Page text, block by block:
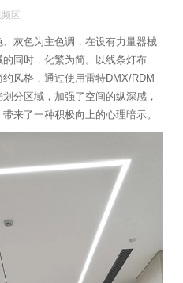
区
灰色为主色调，在设有力量器械
同时，化繁为简。以线条灯布
风格，通过使用雷特DMX/RDM
分区域，加强了空间的纵深感，
来了一种积极向上的心理暗示。